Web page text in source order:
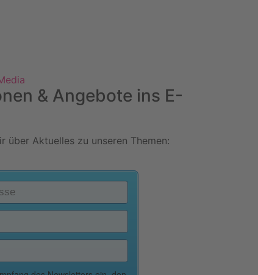
& Angebote ins E-
über Aktuelles zu unseren Themen: